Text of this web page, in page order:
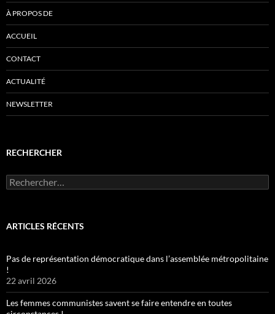
À PROPOS DE
ACCUEIL
CONTACT
ACTUALITÉ
NEWSLETTER
RECHERCHER
Rechercher :
ARTICLES RÉCENTS
Pas de représentation démocratique dans l’assemblée métropolitaine
!
22 avril 2026
Les femmes communistes savent se faire entendre en toutes